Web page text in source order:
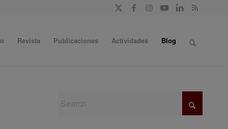
Revista Publicaciones Actividades Blog